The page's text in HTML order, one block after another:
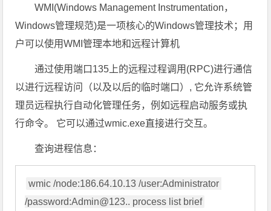
WMI(Windows Management Instrumentation，
Windows管理规范)是一项核心的Windows管理技术；用
户可以使用WMI管理本地和远程计算机
通过使用端口135上的远程过程调用(RPC)进行通信
以进行远程访问（以及以后的临时端口）, 它允许系统管
理员远程执行自动化管理任务，例如远程启动服务或执
行命令。 它可以通过wmic.exe直接进行交互。
查询进程信息：
wmic /node:186.64.10.13 /user:Administrator
/password:Admin@123.. process list brief